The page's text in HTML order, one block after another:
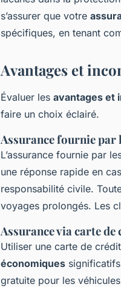
s’assurer que votre
spécifiques, en tenant
Avantages et
Évaluer les avantages et
faire un choix éclairé.
Assurance fournie par
L’assurance fournie par
une réponse rapide en
responsabilité civile.
voyages prolongés. Les
Assurance via carte de
Utiliser une carte de
économiques
gratuite pour les